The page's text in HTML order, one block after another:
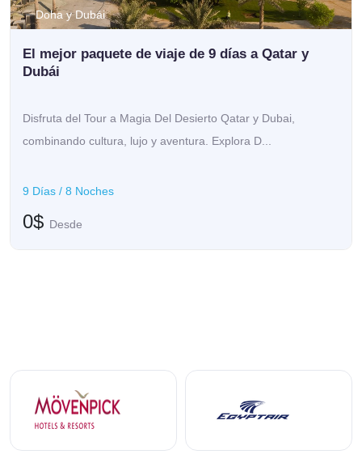
Doha y Dubái
El mejor paquete de viaje de 9 días a Qatar y
Dubái
Disfruta del Tour a Magia Del Desierto Qatar y Dubai,
combinando cultura, lujo y aventura. Explora D...
9 Días / 8 Noches
0$ Desde